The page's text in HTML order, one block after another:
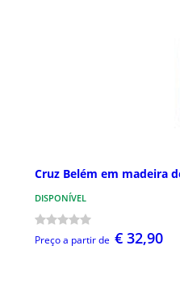
Cruz Belém em madeira
DISPONÍVEL
Preço a partir de € 32,90